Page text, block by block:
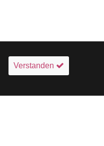
Verstanden